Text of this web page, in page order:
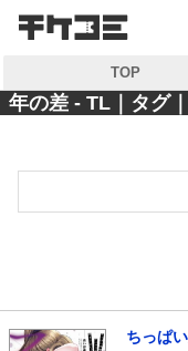
検索
キーワードから探す
ジャンル
コンテンツから探す
TOP
検索
キーワードから探す
ジャンル
マイ本棚から探す
年の差 - TL｜タグ｜
ちっぱ